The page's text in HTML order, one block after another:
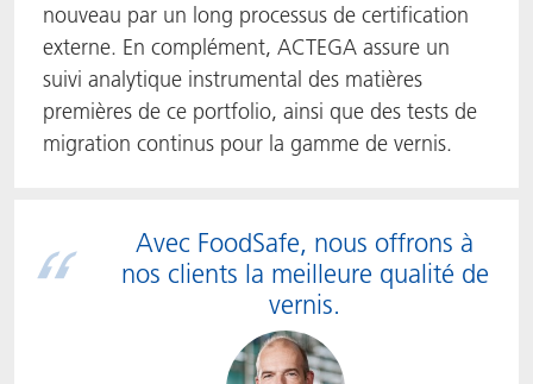
nouveau par un long processus de certification
externe. En complément, ACTEGA assure un
suivi analytique instrumental des matières
premières de ce portfolio, ainsi que des tests de
migration continus pour la gamme de vernis.
Avec FoodSafe, nous offrons à
nos clients la meilleure qualité de
vernis.